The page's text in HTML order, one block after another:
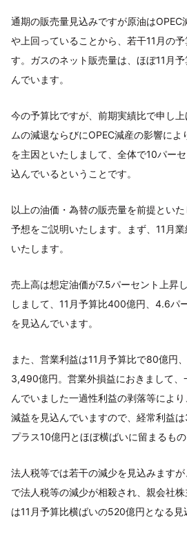
通期の販売量見込みですが原油は
や上回っていることから、若干11月の
す。ガスのネット販売量は、ほぼ11月
んでいます。
今の予算比ですが、前期実績比で申し
ムの減退ならびにOPEC減産の影響に
を主因といたしまして、全体で10パー
込んでいるということです。
以上の油価・為替の販売量を前提とい
予想をご説明いたします。まず、11月
いたします。
売上高は想定油価が7.5パーセント上昇
しまして、11月予算比400億円、4.6パ
を見込んでいます。
また、営業利益は11月予算比で80億円
3,490億円。営業外損益におきまして、
んでいました一過性利益の剥落等によ
減益を見込んでいますので、経常利益
プラス10億円とほぼ横ばいに留まるもの
法人税等では若干の減少を見込みます
で法人税等の減少が相殺され、親会社
は11月予算比横ばいの520億円となる見